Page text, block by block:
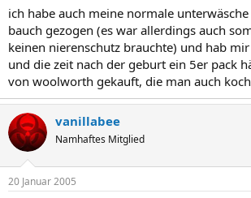
ich habe auch meine normale
bauch gezogen (es war allerdings auch
keinen nierenschutz brauchte) und hab
und die zeit nach der geburt ein 5er pack
von woolworth gekauft, die man auch
vanillabee
Namhaftes Mitglied
20 Januar 2005